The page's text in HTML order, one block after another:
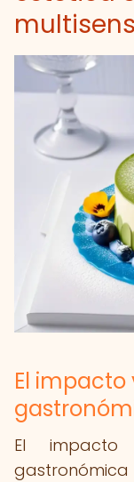
El impacto
El impacto